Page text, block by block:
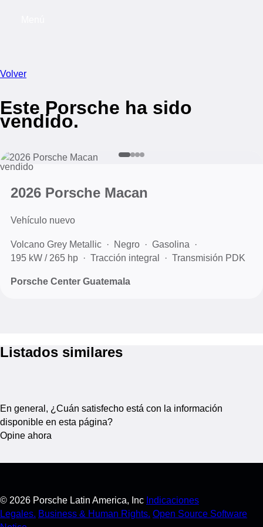
Volver
Este Porsche ha sido
vendido.
vendido
2026 Porsche Macan
Vehículo nuevo
Volcano Grey Metallic Negro
Gasolina
195 kW / 265 hp
Tracción integral Transmisión PDK
Porsche Center Guatemala
Listados similares
En general, ¿Cuán satisfecho está con la información
disponible en esta página?
Opine ahora
© 2026 Porsche Latin America, Inc Indicaciones
Legales. Business & Human Rights. Open Source Software